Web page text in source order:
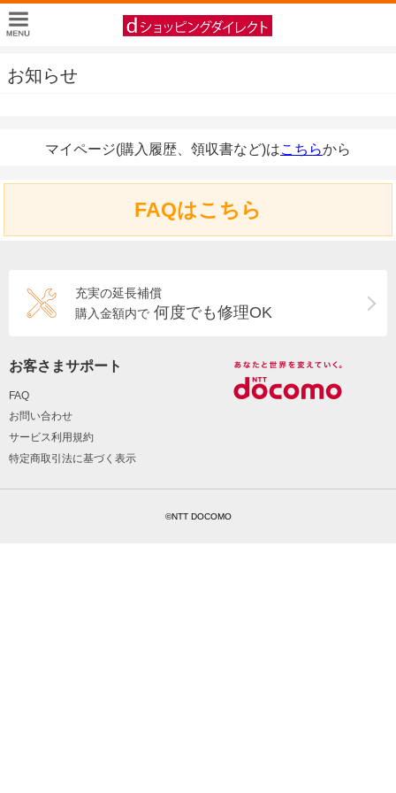
お知らせ
マイページ(購入履歴、領収書など)はこちらから
FAQはこちら
充実の延長補償
購入金額内で 何度でも修理OK
お客さまサポート
FAQ
お問い合わせ
サービス利用規約
特定商取引法に基づく表示
©NTT DOCOMO